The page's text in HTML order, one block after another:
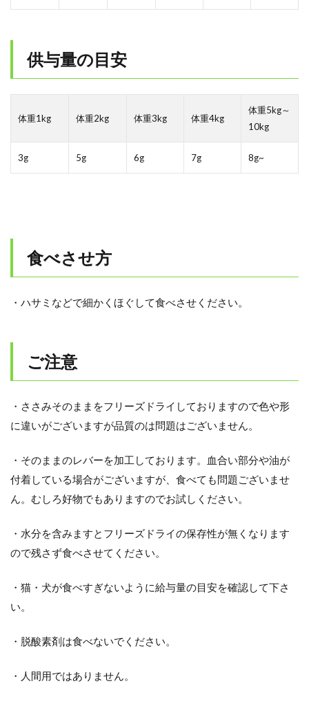
供与量の目安
体重1kg 体重2kg 体重3kg 体重4kg
体重5kg～
10kg
3g 5g 6g 7g 8g~
食べさせ方
・ハサミなどで細かくほぐして食べさせください。
ご注意
・ささみそのままをフリーズドライしておりますので色や形
に違いがございますが品質のは問題はございません。
・そのままのレバーを加工しております。血合い部分や油が
付着している場合がございますが、食べても問題ございませ
ん。むしろ好物でもありますのでお試しください。
・水分を含みますとフリーズドライの保存性が無くなります
ので残さず食べさせてください。
・猫・犬が食べすぎないように給与量の目安を確認して下さ
い。
・脱酸素剤は食べないでください。
・人間用ではありません。